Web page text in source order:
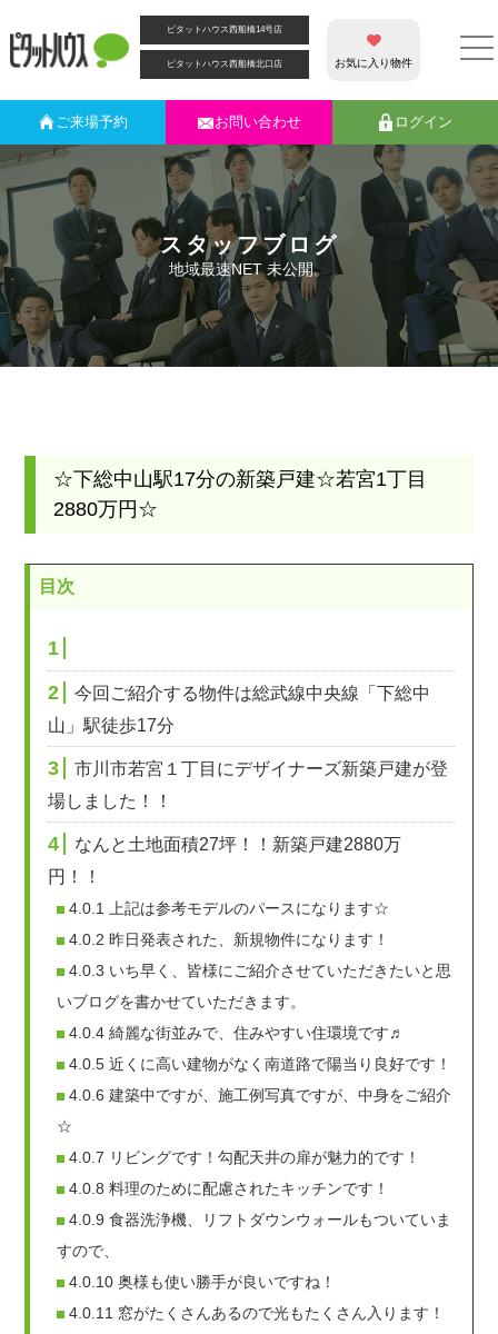
ピタットハウス西船橋14号店
ピタットハウス西船橋北口店 お気に入り物件
ご来場予約 お問い合わせ ログイン
スタッフブログ
地域最速NET 未公開。
☆下総中山駅17分の新築戸建☆若宮1丁目
2880万円☆
目次
1
2
今回ご紹介する物件は総武線中央線「下総中
山」駅徒歩17分
3
市川市若宮１丁目にデザイナーズ新築戸建が登
場しました！！
4
なんと土地面積27坪！！新築戸建2880万
円！！
4.0.1
上記は参考モデルのパースになります☆
4.0.2 昨日発表された、新規物件になります！
4.0.3 いち早く、皆様にご紹介させていただきたいと思
いブログを書かせていただきます。
4.0.4 綺麗な街並みで、住みやすい住環境です♬
4.0.5 近くに高い建物がなく南道路で陽当り良好です！
4.0.6 建築中ですが、施工例写真ですが、中身をご紹介
☆
4.0.7 リビングです！勾配天井の扉が魅力的です！
4.0.8 料理のために配慮されたキッチンです！
4.0.9 食器洗浄機、リフトダウンウォールもついていま
すので、
4.0.10 奥様も使い勝手が良いですね！
4.0.11 窓がたくさんあるので光もたくさん入ります！